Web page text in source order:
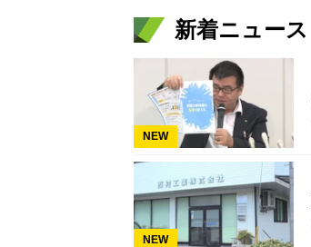
新着ニュース
NEW
NEW